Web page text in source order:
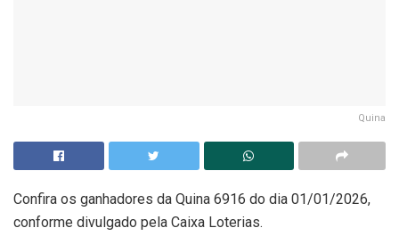
Quina
Confira os ganhadores da Quina 6916 do dia 01/01/2026,
conforme divulgado pela Caixa Loterias.